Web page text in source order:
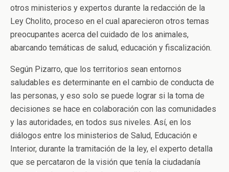
otros ministerios y expertos durante la redacción de la
Ley Cholito, proceso en el cual aparecieron otros temas
preocupantes acerca del cuidado de los animales,
abarcando temáticas de salud, educación y fiscalización.
Según Pizarro, que los territorios sean entornos
saludables es determinante en el cambio de conducta de
las personas, y eso solo se puede lograr si la toma de
decisiones se hace en colaboración con las comunidades
y las autoridades, en todos sus niveles. Así, en los
diálogos entre los ministerios de Salud, Educación e
Interior, durante la tramitación de la ley, el experto detalla
que se percataron de la visión que tenía la ciudadanía